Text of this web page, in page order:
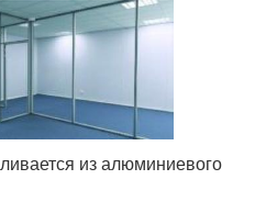
из алюминиевого